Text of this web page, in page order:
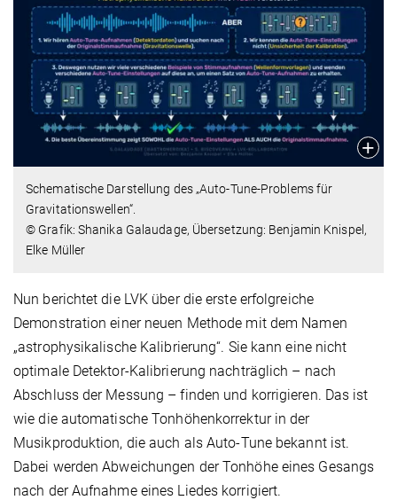
Schematische Darstellung des „Auto-Tune-Problems für
Gravitationswellen“.
© Grafik: Shanika Galaudage, Übersetzung: Benjamin Knispel,
Elke Müller
Nun berichtet die LVK über die erste erfolgreiche
Demonstration einer neuen Methode mit dem Namen
„astrophysikalische Kalibrierung“. Sie kann eine nicht
optimale Detektor-Kalibrierung nachträglich – nach
Abschluss der Messung – finden und korrigieren. Das ist
wie die automatische Tonhöhenkorrektur in der
Musikproduktion, die auch als Auto-Tune bekannt ist.
Dabei werden Abweichungen der Tonhöhe eines Gesangs
nach der Aufnahme eines Liedes korrigiert.